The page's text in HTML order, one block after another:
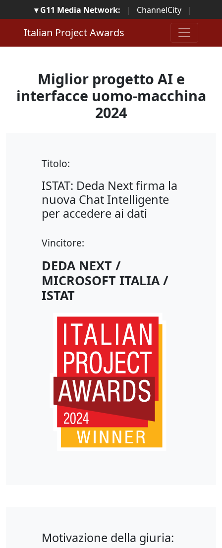
▾ G11 Media Network: | ChannelCity
|
ImpresaCity | SecurityOpenLab | Italian Channel
Awards | Italian Project Awards
Italian Security
Awards | ...
Italian Project Awards
Miglior progetto AI e
interfacce uomo-macchina
2024
Titolo:
ISTAT: Deda Next firma la
nuova Chat Intelligente
per accedere ai dati
Vincitore:
DEDA NEXT /
MICROSOFT ITALIA /
ISTAT
Motivazione della giuria: